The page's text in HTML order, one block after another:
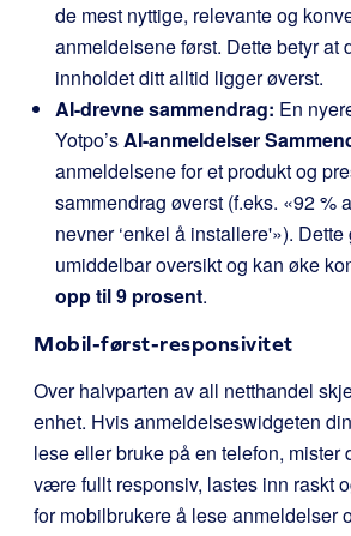
de mest nyttige, relevante og
anmeldelsene først. Dette betyr at
innholdet ditt alltid ligger øverst.
AI-drevne sammendrag: En
Yotpo’sAI-anmeldelser
anmeldelsene for et produkt og
sammendrag øverst (f.eks. «92 %
nevner ‘enkel å installere'»).
umiddelbar oversikt og kan øke
opp til 9 prosent.
Mobil-først-responsivitet
Over halvparten av all netthandel
enhet. Hvis anmeldelseswidgeten
lese eller bruke på en telefon, mister
være fullt responsiv, lastes inn raskt
for mobilbrukere å lese anmeldelser